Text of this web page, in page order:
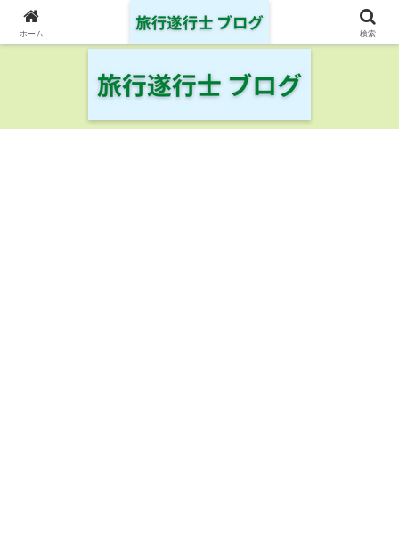
日本の鉄道・空港を制覇した旅行遂行士の旅の記録
ホーム 検索